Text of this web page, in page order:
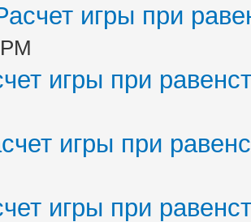
игры при
игры при
игры при
игры при